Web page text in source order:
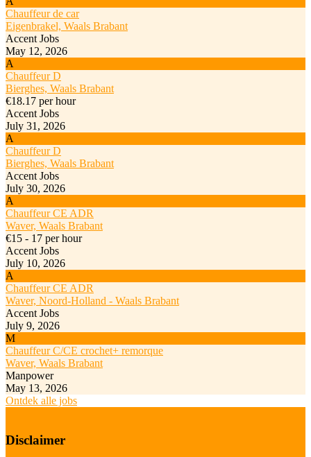
Chauffeur de car
Eigenbrakel, Waals Brabant
Accent Jobs
May 12, 2026
A
Chauffeur D
Bierghes, Waals Brabant
€18.17 per hour
Accent Jobs
July 31, 2026
A
Chauffeur D
Bierghes, Waals Brabant
Accent Jobs
July 30, 2026
A
Chauffeur CE ADR
Waver, Waals Brabant
€15 - 17 per hour
Accent Jobs
July 10, 2026
A
Chauffeur CE ADR
Waver, Noord-Holland - Waals Brabant
Accent Jobs
July 9, 2026
M
Chauffeur C/CE crochet+ remorque
Waver, Waals Brabant
Manpower
May 13, 2026
Ontdek alle jobs
Disclaimer